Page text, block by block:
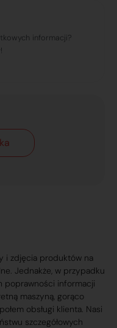
informacji?
i zdjęcia produktów na
Jednakże, w przypadku
poprawności informacji
maszyną, gorąco
obsługi klienta. Nasi
szczegółowych